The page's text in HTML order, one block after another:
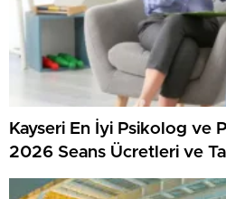
Kayseri En İyi Psikolog ve
2026 Seans Ücretleri ve